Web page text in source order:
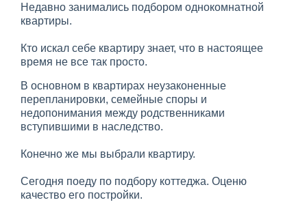
Недавно занимались подбором однокомнатной
квартиры.
Кто искал себе квартиру знает, что в настоящее
время не все так просто.
В основном в квартирах неузаконенные
перепланировки, семейные споры и
недопонимания между родственниками
вступившими в наследство.
Конечно же мы выбрали квартиру.
Сегодня поеду по подбору коттеджа. Оценю
качество его постройки.